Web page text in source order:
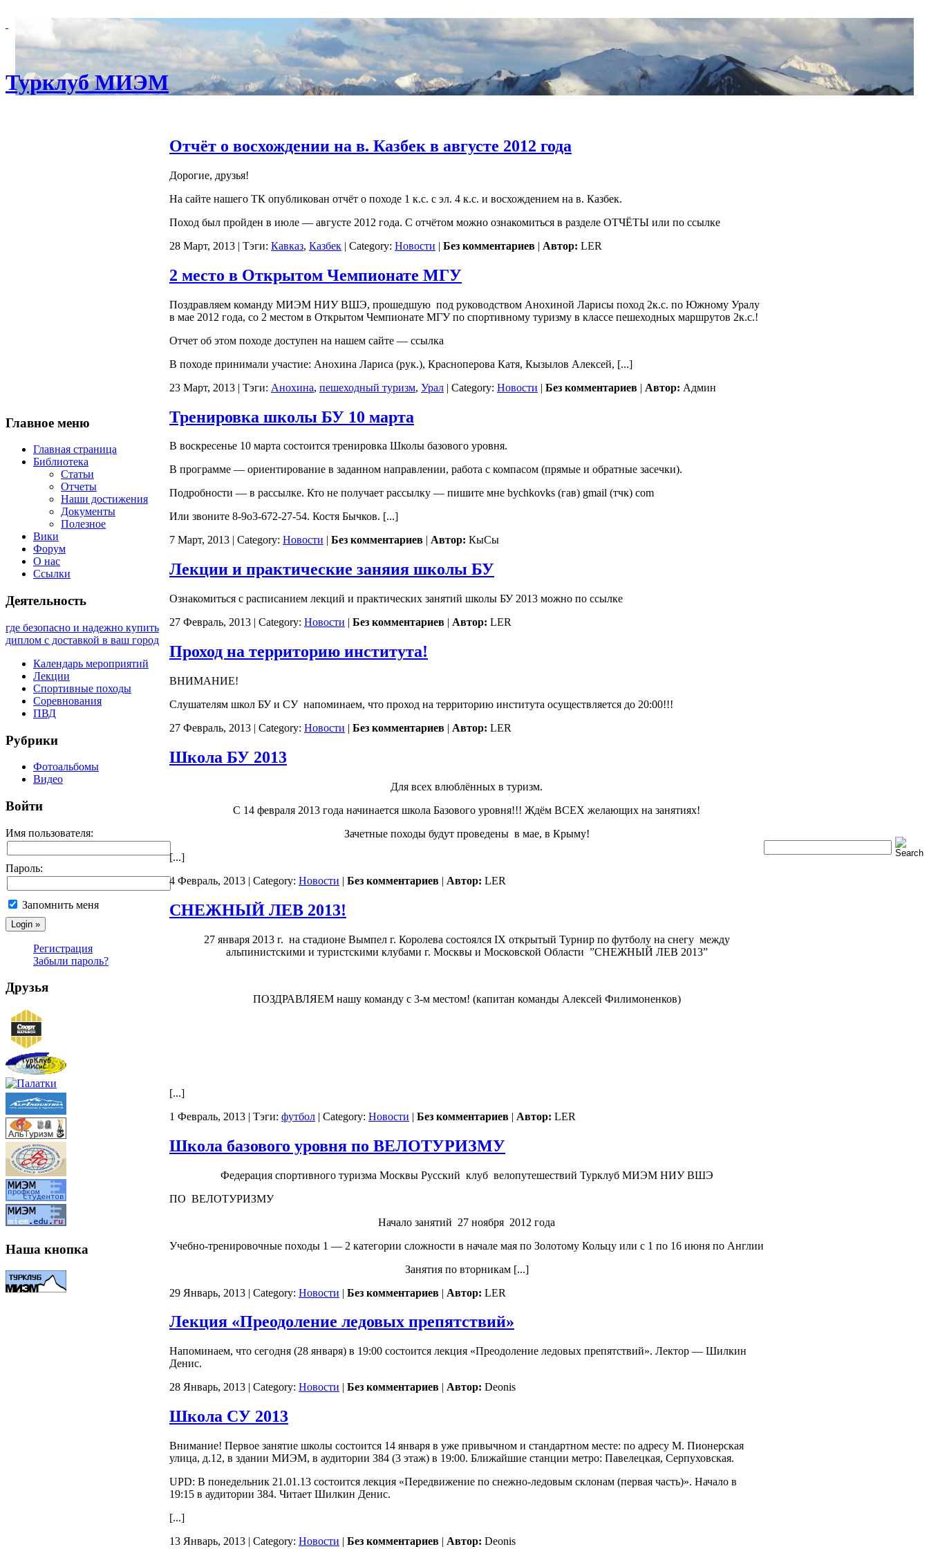
Турклуб МИЭМ
Главное меню
Главная страница
Библиотека
Статьи
Отчеты
Наши достижения
Документы
Полезное
Вики
Форум
О нас
Ссылки
Деятельность
где безопасно и надежно купить
диплом с доставкой в ваш город
Календарь мероприятий
Лекции
Спортивные походы
Соревнования
ПВД
Рубрики
Фотоальбомы
Видео
Войти
Имя пользователя:
Пароль:
Запомнить меня
Регистрация
Забыли пароль?
Друзья
Наша кнопка
Отчёт о восхождении на в. Казбек в августе 2012 года
Дорогие, друзья!
На сайте нашего ТК опубликован отчёт о походе 1 к.с. с эл. 4 к.с. и восхождением на в. Казбек.
Поход был пройден в июле — августе 2012 года. С отчётом можно ознакомиться в разделе ОТЧЁТЫ или по ссылке
28 Март, 2013 | Тэги: Кавказ, Казбек | Category: Новости | Без комментариев | Автор: LER
2 место в Открытом Чемпионате МГУ
Поздравляем команду МИЭМ НИУ ВШЭ, прошедшую под руководством Анохиной Ларисы поход 2к.с. по Южному Уралу
в мае 2012 года, со 2 местом в Открытом Чемпионате МГУ по спортивному туризму в классе пешеходных маршрутов 2к.с.!
Отчет об этом походе доступен на нашем сайте — ссылка
В походе принимали участие: Анохина Лариса (рук.), Красноперова Катя, Кызылов Алексей, [...]
23 Март, 2013 | Тэги: Анохина, пешеходный туризм, Урал | Category: Новости | Без комментариев | Автор: Админ
Тренировка школы БУ 10 марта
В воскресенье 10 марта состоится тренировка Школы базового уровня.
В программе — ориентирование в заданном направлении, работа с компасом (прямые и обратные засечки).
Подробности — в рассылке. Кто не получает рассылку — пишите мне bychkovks (гав) gmail (тчк) соm
Или звоните 8-9о3-672-27-54. Костя Бычков. [...]
7 Март, 2013 | Category: Новости | Без комментариев | Автор: КыСы
Лекции и практические заняия школы БУ
Ознакомиться с расписанием лекций и практических занятий школы БУ 2013 можно по ссылке
27 Февраль, 2013 | Category: Новости | Без комментариев | Автор: LER
Проход на территорию института!
ВНИМАНИЕ!
Слушателям школ БУ и СУ напоминаем, что проход на территорию института осуществляется до 20:00!!!
27 Февраль, 2013 | Category: Новости | Без комментариев | Автор: LER
Школа БУ 2013
Для всех влюблённых в туризм.
С 14 февраля 2013 года начинается школа Базового уровня!!! Ждём ВСЕХ желающих на занятиях!
Зачетные походы будут проведены в мае, в Крыму!
[...]
4 Февраль, 2013 | Category: Новости | Без комментариев | Автор: LER
СНЕЖНЫЙ ЛЕВ 2013!
27 января 2013 г. на стадионе Вымпел г. Королева состоялся IX открытый Турнир по футболу на снегу между
альпинистскими и туристскими клубами г. Москвы и Московской Области ”СНЕЖНЫЙ ЛЕВ 2013”
ПОЗДРАВЛЯЕМ нашу команду с 3-м местом! (капитан команды Алексей Филимоненков)
[...]
1 Февраль, 2013 | Тэги: футбол | Category: Новости | Без комментариев | Автор: LER
Школа базового уровня по ВЕЛОТУРИЗМУ
Федерация спортивного туризма Москвы Русский клуб велопутешествий Турклуб МИЭМ НИУ ВШЭ
ПО ВЕЛОТУРИЗМУ
Начало занятий 27 ноября 2012 года
Учебно-тренировочные походы 1 — 2 категории сложности в начале мая по Золотому Кольцу или с 1 по 16 июня по Англии
Занятия по вторникам [...]
29 Январь, 2013 | Category: Новости | Без комментариев | Автор: LER
Лекция «Преодоление ледовых препятствий»
Напоминаем, что сегодня (28 января) в 19:00 состоится лекция «Преодоление ледовых препятствий». Лектор — Шилкин
Денис.
28 Январь, 2013 | Category: Новости | Без комментариев | Автор: Deonis
Школа СУ 2013
Внимание! Первое занятие школы состоится 14 января в уже привычном и стандартном месте: по адресу М. Пионерская
улица, д.12, в здании МИЭМ, в аудитории 384 (3 этаж) в 19:00. Ближайшие станции метро: Павелецкая, Серпуховская.
UPD: В понедельник 21.01.13 состоится лекция «Передвижение по снежно-ледовым склонам (первая часть)». Начало в
19:15 в аудитории 384. Читает Шилкин Денис.
[...]
13 Январь, 2013 | Category: Новости | Без комментариев | Автор: Deonis